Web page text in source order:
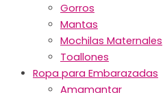
Gorros
Mantas
Mochilas Maternales
Toallones
Ropa para Embarazadas
Amamantar